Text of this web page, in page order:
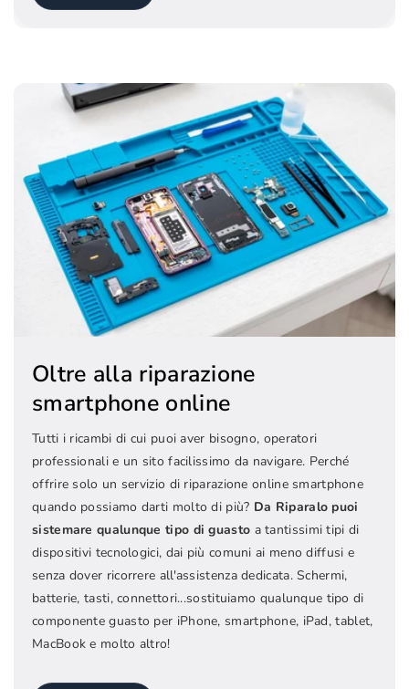
Oltre alla riparazione
smartphone online
Tutti i ricambi di cui puoi aver bisogno, operatori
professionali e un sito facilissimo da navigare. Perché
offrire solo un servizio di riparazione online smartphone
quando possiamo darti molto di più? Da Riparalo puoi
sistemare qualunque tipo di guasto a tantissimi tipi di
dispositivi tecnologici, dai più comuni ai meno diffusi e
senza dover ricorrere all'assistenza dedicata. Schermi,
batterie, tasti, connettori...sostituiamo qualunque tipo di
componente guasto per iPhone, smartphone, iPad, tablet,
MacBook e molto altro!